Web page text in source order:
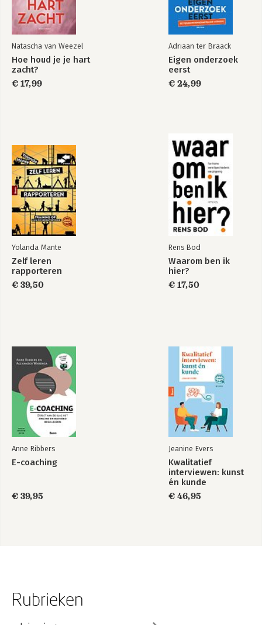
Natascha van Weezel
Hoe houd je je hart
zacht?
€ 17,99
Adriaan ter Braack
Eigen onderzoek
eerst
€ 24,99
Yolanda Mante
Zelf leren
rapporteren
€ 39,50
Rens Bod
Waarom ben ik
hier?
€ 17,50
Anne Ribbers
E-coaching
€ 39,95
Jeanine Evers
Kwalitatief
interviewen: kunst
én kunde
€ 46,95
Rubrieken